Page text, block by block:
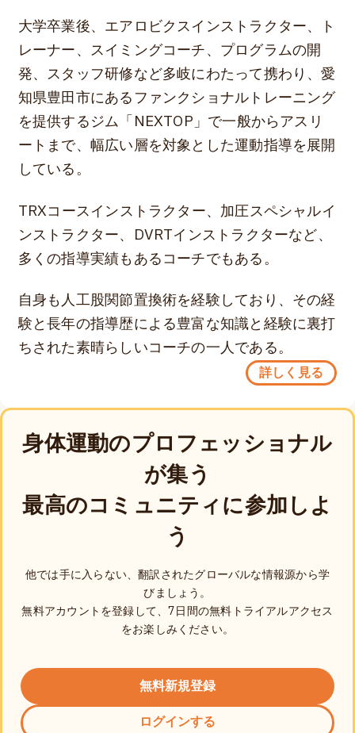
大学卒業後、エアロビクスインストラクター、ト
レーナー、スイミングコーチ、プログラムの開
発、スタッフ研修など多岐にわたって携わり、愛
知県豊田市にあるファンクショナルトレーニング
を提供するジム「NEXTOP」で一般からアスリ
ートまで、幅広い層を対象とした運動指導を展開
している。
TRXコースインストラクター、加圧スペシャルイ
ンストラクター、DVRTインストラクターなど、
多くの指導実績もあるコーチでもある。
自身も人工股関節置換術を経験しており、その経
験と長年の指導歴による豊富な知識と経験に裏打
ちされた素晴らしいコーチの一人である。
詳しく見る
身体運動のプロフェッショナル
が集う
最高のコミュニティに参加しよ
う
他では手に入らない、翻訳されたグローバルな情報源から学
びましょう。
無料アカウントを登録して、7日間の無料トライアルアクセス
をお楽しみください。
無料新規登録
ログインする